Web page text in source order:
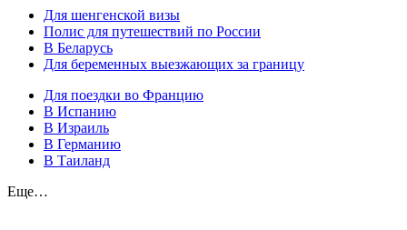
Для шенгенской визы
Полис для путешествий по России
В Беларусь
Для беременных выезжающих за границу
Для поездки во Францию
В Испанию
В Израиль
В Германию
В Таиланд
Еще…